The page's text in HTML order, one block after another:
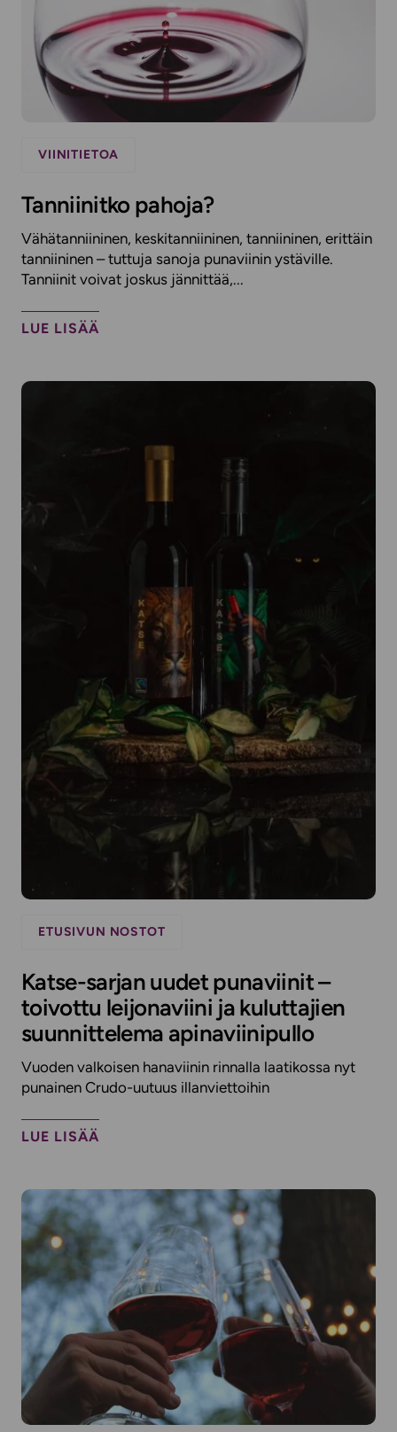
VIINITIETOA
Tanniinitko pahoja?
Vähätanniininen, keskitanniininen, tanniininen, erittäin
tanniininen – tuttuja sanoja punaviinin ystäville.
Tanniinit voivat joskus jännittää,...
LUE LISÄÄ
ETUSIVUN NOSTOT
Katse-sarjan uudet punaviinit –
toivottu leijonaviini ja kuluttajien
suunnittelema apinaviinipullo
Vuoden valkoisen hanaviinin rinnalla laatikossa nyt
punainen Crudo-uutuus illanviettoihin
LUE LISÄÄ